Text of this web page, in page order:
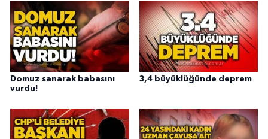
Domuz sanarak babasını
vurdu!
3,4 büyüklüğünde deprem